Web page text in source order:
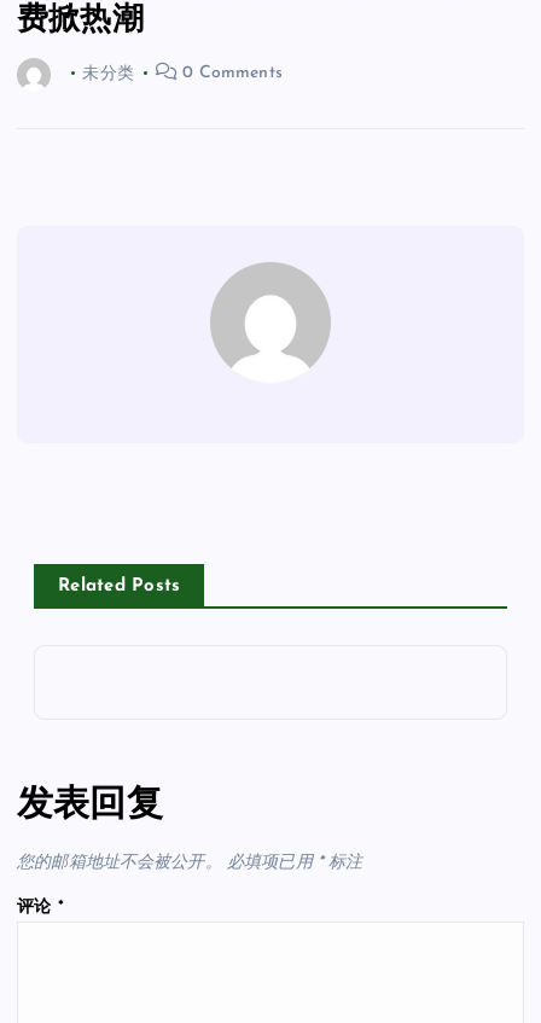
费掀热潮
未分类 0 Comments
Related Posts
发表回复
您的邮箱地址不会被公开。 必填项已用 *标注
评论 *